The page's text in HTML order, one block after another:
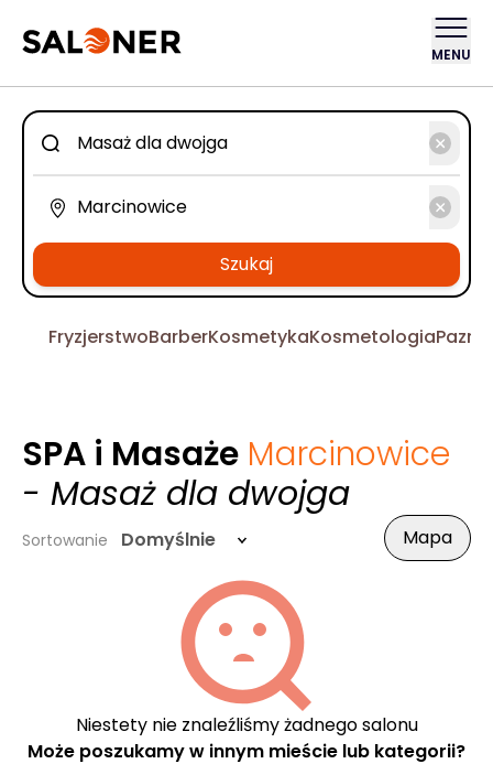
MENU
Szukaj
FryzjerstwoBarberKosmetykaKosmetologia
SPA i Masaże Marcinowice
- Masaż dla dwojga
Sortowanie Domyślnie Mapa
Niestety nie znaleźliśmy żadnego salonu
Może poszukamy w innym mieście lub kategorii?